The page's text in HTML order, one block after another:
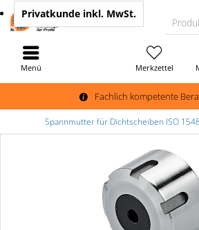
Fachlich kompetente
Merkzettel
Privatkunde inkl. MwSt.
Menü
Spannmutter für Dichtscheiben ISO